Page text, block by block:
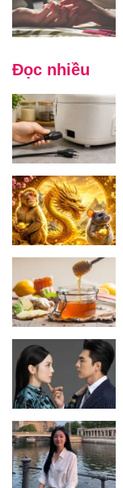
Đọc nhiều